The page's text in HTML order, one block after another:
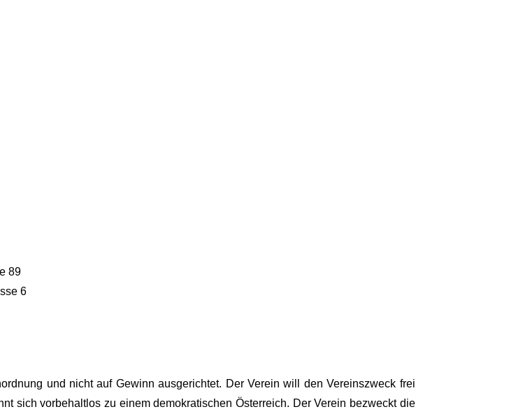
89
6
und nicht auf Gewinn ausgerichtet. Der Verein will den Vereinszweck frei
sich vorbehaltlos zu einem demokratischen Österreich. Der Verein bezweckt die